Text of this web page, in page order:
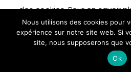
des cookies. Pour en savoir
préférences en matière de
à notre politique sur les
En savoir
Nous utilisons des cookies pour
expérience sur notre site web. Si
site, nous supposerons que
Ok